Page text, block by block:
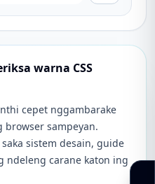
warna CSS
cepet nggambarake
browser sampeyan.
sistem desain, guide
ndeleng carane katon ing